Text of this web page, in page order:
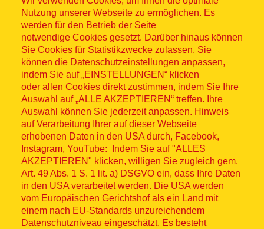
Nutzung unserer Webseite zu ermöglichen. Es
werden für den Betrieb der Seite
notwendige Cookies gesetzt. Darüber hinaus können
Sie Cookies für Statistikzwecke zulassen. Sie
können die Datenschutzeinstellungen anpassen,
indem Sie auf „EINSTELLUNGEN“ klicken
oder allen Cookies direkt zustimmen, indem Sie Ihre
Auswahl auf „ALLE AKZEPTIEREN“ treffen. Ihre
Auswahl können Sie jederzeit anpassen. Hinweis
auf Verarbeitung Ihrer auf dieser Webseite
erhobenen Daten in den USA durch, Facebook,
Instagram, YouTube: Indem Sie auf "ALLES
AKZEPTIEREN" klicken, willigen Sie zugleich gem.
Art. 49 Abs. 1 S. 1 lit. a) DSGVO ein, dass Ihre Daten
in den USA verarbeitet werden. Die USA werden
vom Europäischen Gerichtshof als ein Land mit
einem nach EU-Standards unzureichendem
Datenschutzniveau eingeschätzt. Es besteht
Sitemap
© ASB 2026
Fußzeilenmenü
Impressum
Datenschutz
Kontakt